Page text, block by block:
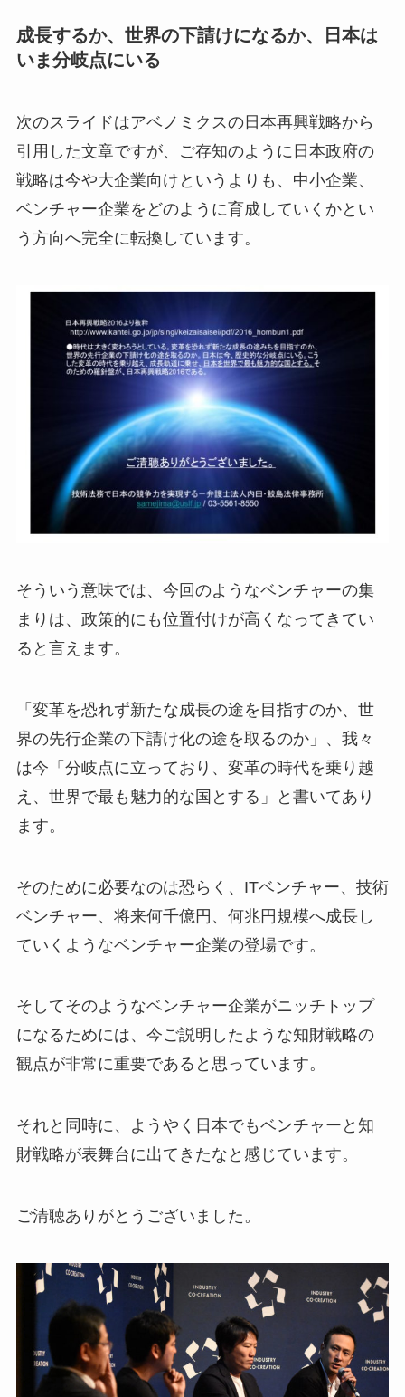
成長するか、世界の下請けになるか、日本は
いま分岐点にいる
次のスライドはアベノミクスの日本再興戦略から
引用した文章ですが、ご存知のように日本政府の
戦略は今や大企業向けというよりも、中小企業、
ベンチャー企業をどのように育成していくかとい
う方向へ完全に転換しています。
そういう意味では、今回のようなベンチャーの集
まりは、政策的にも位置付けが高くなってきてい
ると言えます。
「変革を恐れず新たな成長の途を目指すのか、世
界の先行企業の下請け化の途を取るのか」、我々
は今「分岐点に立っており、変革の時代を乗り越
え、世界で最も魅力的な国とする」と書いてあり
ます。
そのために必要なのは恐らく、ITベンチャー、技術
ベンチャー、将来何千億円、何兆円規模へ成長し
ていくようなベンチャー企業の登場です。
そしてそのようなベンチャー企業がニッチトップ
になるためには、今ご説明したような知財戦略の
観点が非常に重要であると思っています。
それと同時に、ようやく日本でもベンチャーと知
財戦略が表舞台に出てきたなと感じています。
ご清聴ありがとうございました。